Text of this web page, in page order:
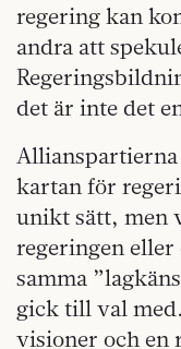
regering kan
andra att
det är inte det
kartan för
unikt sätt, men
regeringen
samma
gick till val
visioner och en